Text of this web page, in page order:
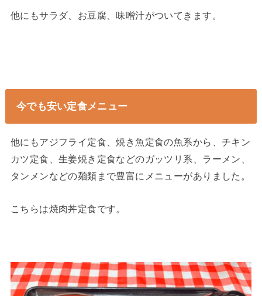
他にもサラダ、お豆腐、味噌汁がついてきます。
今でも安い定食メニュー
他にもアジフライ定食、焼き魚定食の魚系から、チキン
カツ定食、生姜焼き定食などのガッツリ系、ラーメン、
タンメンなどの麺類まで豊富にメニューがありました。
こちらは焼肉丼定食です。